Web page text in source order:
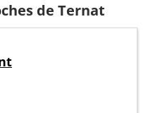
de Ternat